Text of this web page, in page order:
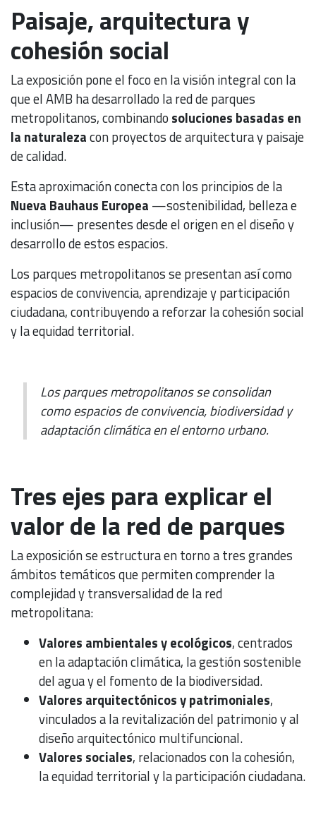
Paisaje, arquitectura y
cohesión social
La exposición pone el foco en la visión integral con la
que el AMB ha desarrollado la red de parques
metropolitanos, combinando soluciones basadas en
la naturalezacon proyectos de arquitectura y paisaje
de calidad.
Esta aproximación conecta con los principios de la
Nueva Bauhaus Europea —sostenibilidad, belleza e
inclusión— presentes desde el origen en el diseño y
desarrollo de estos espacios.
Los parques metropolitanos se presentan así como
espacios de convivencia, aprendizaje y participación
ciudadana, contribuyendo a reforzar la cohesión social
y la equidad territorial.
Los parques metropolitanos se consolidan
como espacios de convivencia, biodiversidad y
adaptación climática en el entorno urbano.
Tres ejes para explicar el
valor de la red de parques
La exposición se estructura en torno a tres grandes
ámbitos temáticos que permiten comprender la
complejidad y transversalidad de la red
metropolitana:
Valores ambientales y ecológicos, centrados
en la adaptación climática, la gestión sostenible
del agua y el fomento de la biodiversidad.
Valores arquitectónicos y patrimoniales,
vinculados a la revitalización del patrimonio y al
diseño arquitectónico multifuncional.
Valores sociales, relacionados con la cohesión,
la equidad territorial y la participación ciudadana.